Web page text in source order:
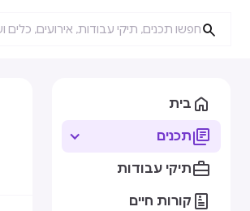

 בית
תכנים
תיקי עבודות
 קורות חיים